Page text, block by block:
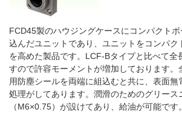
FCD45製のハウジングケースにコンパクト
込んだユニットであり、ユニットをコンパク
を高めた製品です。LCF-Bタイプと比べて全
すので許容モーメントが増加しております。
用防塵シールを両端に組込むと共に、表面無
処理がしてあります。潤滑のためのグリース
（M6×0.75）が設けてあり、給油が可能です。